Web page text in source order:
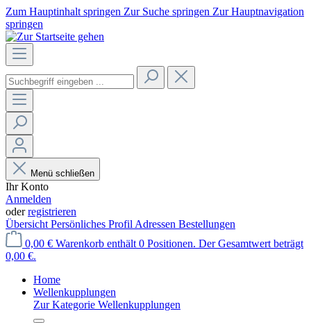
Zum Hauptinhalt springen Zur Suche springen Zur Hauptnavigation
springen
Menü schließen
Ihr Konto
Anmelden
oderregistrieren
Übersicht Persönliches Profil Adressen Bestellungen
0,00 € Warenkorb enthält 0 Positionen. Der Gesamtwert beträgt
0,00 €.
Home
Wellenkupplungen
Zur Kategorie Wellenkupplungen